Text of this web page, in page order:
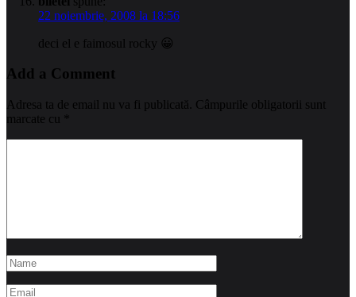
22 noiembrie, 2008 la 18:56
deci el e faimosul rocky 😀
Add a Comment
Adresa ta de email nu va fi publicată. Câmpurile obligatorii sunt
marcate cu